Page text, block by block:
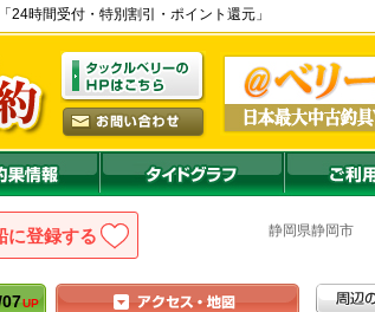
時間受付・特別割引・ポイント還元」
に登録 静岡県静岡市
UP